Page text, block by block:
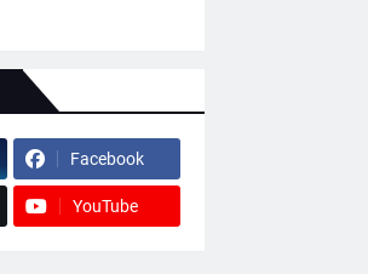
Facebook
YouTube